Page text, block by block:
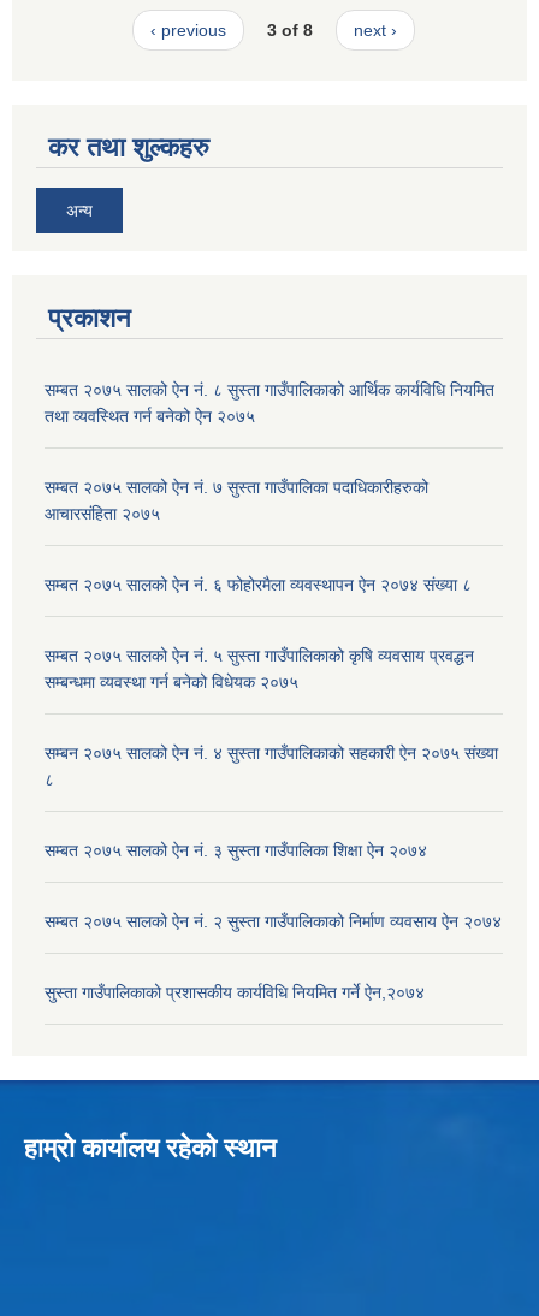
‹ previous 3 of 8 next ›
कर तथा शुल्कहरु
अन्य
प्रकाशन
सम्बत २०७५ सालको ऐन नं. ८ सुस्ता गाउँपालिकाको आर्थिक कार्यविधि नियमित
तथा व्यवस्थित गर्न बनेको ऐन २०७५
सम्बत २०७५ सालको ऐन नं. ७ सुस्ता गाउँपालिका पदाधिकारीहरुको
आचारसंहिता २०७५
सम्बत २०७५ सालको ऐन नं. ६ फोहोरमैला व्यवस्थापन ऐन २०७४ संख्या ८
सम्बत २०७५ सालको ऐन नं. ५ सुस्ता गाउँपालिकाको कृषि व्यवसाय प्रवद्धन
सम्बन्धमा व्यवस्था गर्न बनेको विधेयक २०७५
सम्बन २०७५ सालको ऐन नं. ४ सुस्ता गाउँपालिकाको सहकारी ऐन २०७५ संख्या
८
सम्बत २०७५ सालको ऐन नं. ३ सुस्ता गाउँपालिका शिक्षा ऐन २०७४
सम्बत २०७५ सालको ऐन नं. २ सुस्ता गाउँपालिकाको निर्माण व्यवसाय ऐन २०७४
सुस्ता गाउँपालिकाको प्रशासकीय कार्यविधि नियमित गर्ने ऐन,२०७४
हाम्रो कार्यालय रहेको स्थान